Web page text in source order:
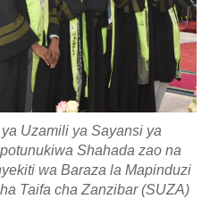
Uzamili ya Sayansi ya
Shahada zao na
wa Baraza la Mapinduzi
Taifa cha Zanzibar (SUZA)